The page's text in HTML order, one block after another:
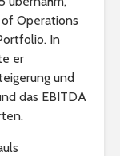
Operations
In
er
und
das EBITDA